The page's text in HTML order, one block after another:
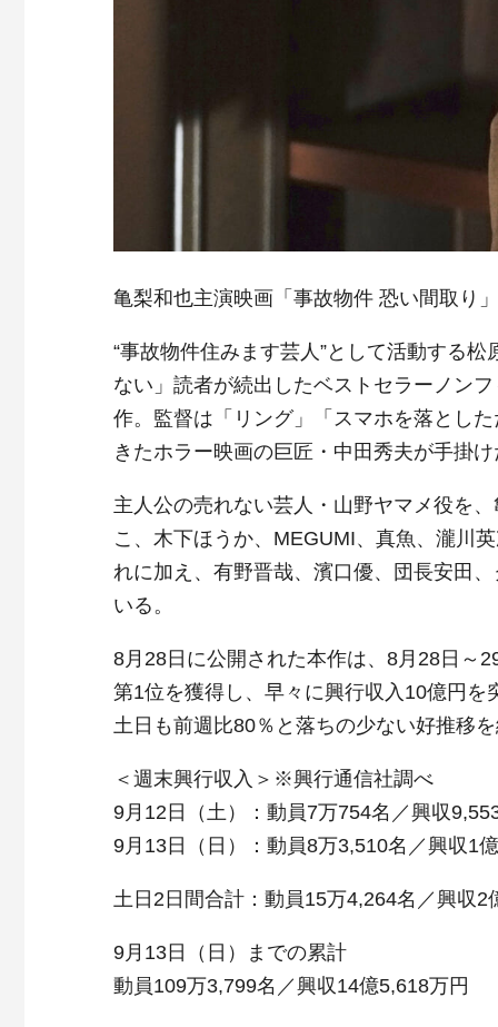
亀梨和也主演映画「事故物件 恐い間取り
“事故物件住みます芸人”として活動する
ない」読者が続出したベストセラーノン
作。監督は「リング」「スマホを落とし
きたホラー映画の巨匠・中田秀夫が手掛
主人公の売れない芸人・山野ヤマメ役を
こ、木下ほうか、MEGUMI、真魚、瀧川
れに加え、有野晋哉、濱口優、団長安田
いる。
8月28日に公開された本作は、8月28日～
第1位を獲得し、早々に興行収入10億円
土日も前週比80％と落ちの少ない好推移
＜週末興行収入＞※興行通信社調べ
9月12日（土）：動員7万754名／興収
9月13日（日）：動員8万3,510名／興収1
土日2日間合計：動員15万4,264名／興収2
9月13日（日）までの累計
動員109万3,799名／興収14億5,618万円